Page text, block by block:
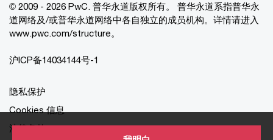
© 2009 - 2026 PwC. 普华永道版权所有。 普华永道系指普华永
道网络及/或普华永道网络中各自独立的成员机构。详情请进入
www.pwc.com/structure。
沪ICP备14034144号-1
隐私保护
Cookies 信息
法律条款